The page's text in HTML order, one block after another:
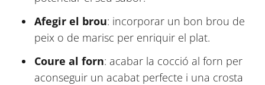
Afegir el brou: incorporar un bon brou de
peix o de marisc per enriquir el plat.
Coure al forn: acabar la cocció al forn per
aconseguir un acabat perfecte i una crosta